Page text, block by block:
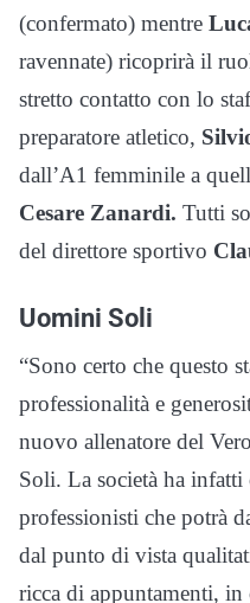
(confermato) mentre
ravennate) ricoprirà il
stretto contatto con lo
preparatore atletico,
dall’A1 femminile a
Cesare Zanardi. Tutti
del direttore sportivo
Uomini Soli
“Sono certo che questo
professionalità e
nuovo allenatore del
Soli. La società ha
professionisti che potrà
dal punto di vista
ricca di appuntamenti,